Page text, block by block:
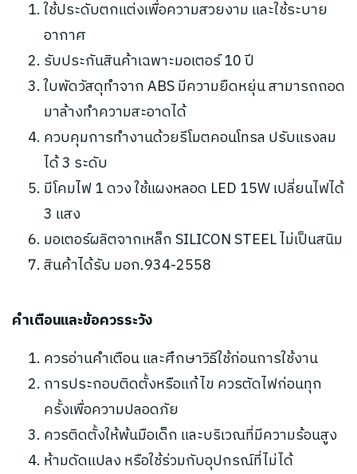
ใช้ประดับตกแต่งเพื่อความสวยงาม และใช้ระบาย
อากาศ
รับประกันสินค้าเฉพาะมอเตอร์ 10 ปี
ใบพัดวัสดุทำจาก ABS มีความยืดหยุ่น สามารถถอด
มาล้างทำความสะอาดได้
ควบคุมการทำงานด้วยรีโมตคอนโทรล ปรับแรงลม
ได้ 3 ระดับ
มีโคมไฟ 1 ดวง ใช้แผงหลอด LED 15W เปลี่ยนไฟได้
3 แสง
มอเตอร์ผลิตจากเหล็ก SILICON STEEL ไม่เป็นสนิม
สินค้าได้รับ มอก.934-2558
คำเตือนและข้อควรระวัง
ควรอ่านคำเตือน และศึกษาวิธีใช้ก่อนการใช้งาน
การประกอบติดตั้งหรือแก้ไข ควรตัดไฟก่อนทุก
ครั้งเพื่อความปลอดภัย
ควรติดตั้งให้พ้นมือเด็ก และบริเวณที่มีความร้อนสูง
ห้ามดัดแปลง หรือใช้ร่วมกับอุปกรณ์ที่ไม่ได้